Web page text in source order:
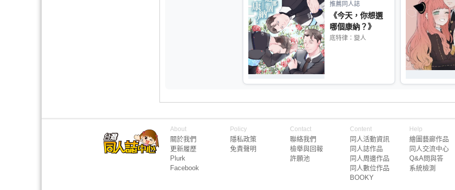
推薦同人誌
《今天，你想選
哪個康納？》
底特律：變人
About
關於我們
更新履歷
Plurk
Facebook
Policy
隱私政策
免責聲明
Contact
聯絡我們
檢舉與回報
許願池
Content
同人活動資訊
同人誌作品
同人周邊作品
同人數位作品
BOOKY
Help
繪圖藝廊作品
同人交流中心
Q&A問與答
系統檢測